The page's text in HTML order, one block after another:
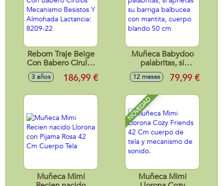
Reborn Traje Beige
Con Babero Cirulos
Mecanismo
Besistos Y
Lactancia: 8209-22
3 años 186,99 €
Muñeca Babydoo
palabritas, si
aprietas su barriga
balbucea con
blando 50 cm
12 meses 79,99 €
Muñeca Mimi
NOVEDAD
Muñeca Mimi